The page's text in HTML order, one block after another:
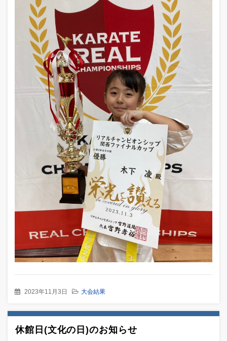
2023年11月3日 大会結果
休館日(文化の日)のお知らせ